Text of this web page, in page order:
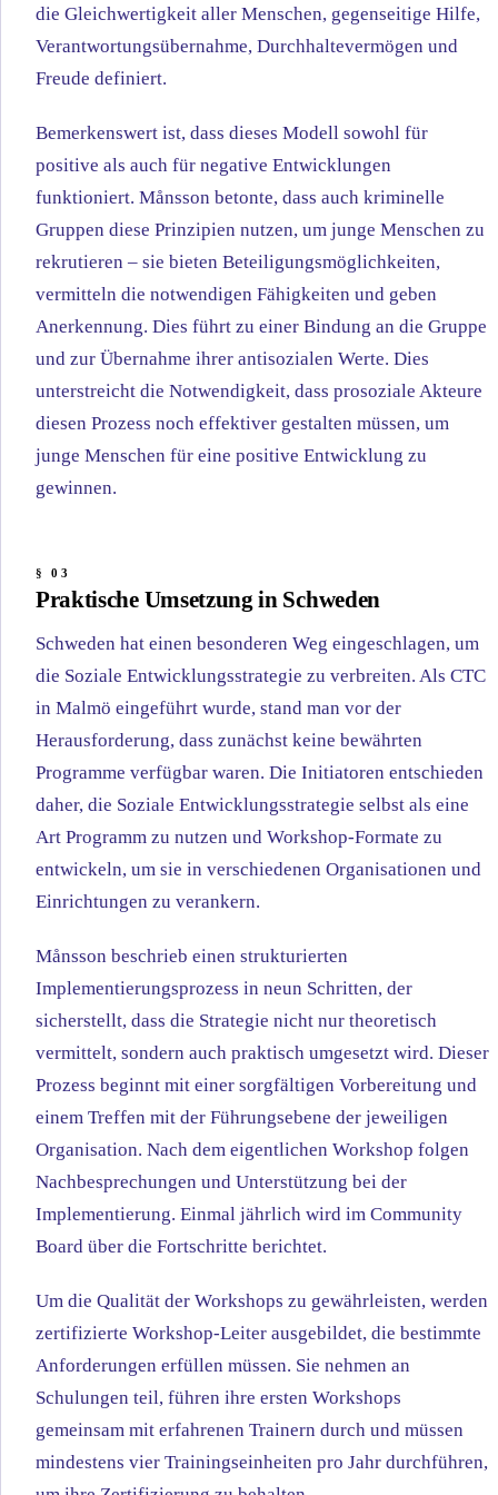
die Gleichwertigkeit aller Menschen, gegenseitige Hilfe,
Verantwortungsübernahme, Durchhaltevermögen und
Freude definiert.
Bemerkenswert ist, dass dieses Modell sowohl für
positive als auch für negative Entwicklungen
funktioniert. Månsson betonte, dass auch kriminelle
Gruppen diese Prinzipien nutzen, um junge Menschen zu
rekrutieren – sie bieten Beteiligungsmöglichkeiten,
vermitteln die notwendigen Fähigkeiten und geben
Anerkennung. Dies führt zu einer Bindung an die Gruppe
und zur Übernahme ihrer antisozialen Werte. Dies
unterstreicht die Notwendigkeit, dass prosoziale Akteure
diesen Prozess noch effektiver gestalten müssen, um
junge Menschen für eine positive Entwicklung zu
gewinnen.
Praktische Umsetzung in Schweden
Schweden hat einen besonderen Weg eingeschlagen, um
die Soziale Entwicklungsstrategie zu verbreiten. Als CTC
in Malmö eingeführt wurde, stand man vor der
Herausforderung, dass zunächst keine bewährten
Programme verfügbar waren. Die Initiatoren entschieden
daher, die Soziale Entwicklungsstrategie selbst als eine
Art Programm zu nutzen und Workshop-Formate zu
entwickeln, um sie in verschiedenen Organisationen und
Einrichtungen zu verankern.
Månsson beschrieb einen strukturierten
Implementierungsprozess in neun Schritten, der
sicherstellt, dass die Strategie nicht nur theoretisch
vermittelt, sondern auch praktisch umgesetzt wird. Dieser
Prozess beginnt mit einer sorgfältigen Vorbereitung und
einem Treffen mit der Führungsebene der jeweiligen
Organisation. Nach dem eigentlichen Workshop folgen
Nachbesprechungen und Unterstützung bei der
Implementierung. Einmal jährlich wird im Community
Board über die Fortschritte berichtet.
Um die Qualität der Workshops zu gewährleisten, werden
zertifizierte Workshop-Leiter ausgebildet, die bestimmte
Anforderungen erfüllen müssen. Sie nehmen an
Schulungen teil, führen ihre ersten Workshops
gemeinsam mit erfahrenen Trainern durch und müssen
mindestens vier Trainingseinheiten pro Jahr durchführen,